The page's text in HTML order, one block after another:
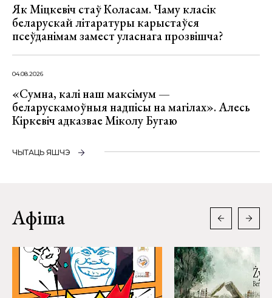
Як Міцкевіч стаў Коласам. Чаму класік
беларускай літаратуры карыстаўся
псеўданімам замест уласнага прозвішча?
04.08.2026
«Сумна, калі наш максімум —
беларускамоўныя надпісы на магілах». Алесь
Кіркевіч адказвае Міколу Бугаю
ЧЫТАЦЬ ЯШЧЭ
Афіша